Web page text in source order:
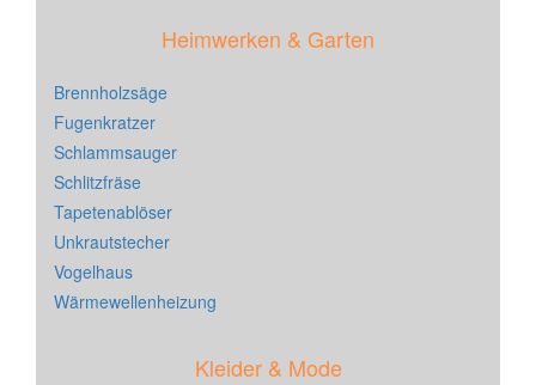
Heimwerken & Garten
Brennholzsäge
Fugenkratzer
Schlammsauger
Schlitzfräse
Tapetenablöser
Unkrautstecher
Vogelhaus
Wärmewellenheizung
Kleider & Mode